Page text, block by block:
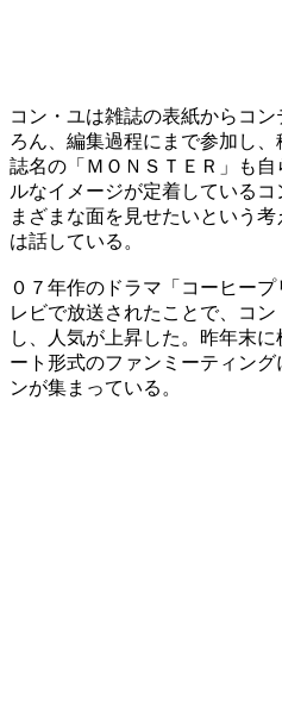
コン・ユは雑誌の表紙からコ
ろん、編集過程にまで参加し
誌名の「ＭＯＮＳＴＥＲ」も
ルなイメージが定着している
まざまな面を見せたいという
は話している。
０７年作のドラマ「コーヒー
レビで放送されたことで、コ
し、人気が上昇した。昨年末
ート形式のファンミーティン
ンが集まっている。